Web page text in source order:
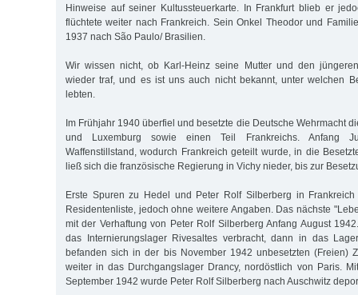
Hinweise auf seiner Kultussteuerkarte. In Frankfurt blieb er
flüchtete weiter nach Frankreich. Sein Onkel Theodor und
1937 nach São Paulo/ Brasilien.
Wir wissen nicht, ob Karl-Heinz seine Mutter und den
wieder traf, und es ist uns auch nicht bekannt, unter welchen
lebten.
Im Frühjahr 1940 überfiel und besetzte die Deutsche Wehrmacht
und Luxemburg sowie einen Teil Frankreichs. Anfang
Waffenstillstand, wodurch Frankreich geteilt wurde, in die
ließ sich die französische Regierung in Vichy nieder, bis zur
Erste Spuren zu Hedel und Peter Rolf Silberberg in
Residentenliste, jedoch ohne weitere Angaben. Das nächste
mit der Verhaftung von Peter Rolf Silberberg Anfang August
das Internierungslager Rivesaltes verbracht, dann in das
befanden sich in der bis November 1942 unbesetzten (Freien)
weiter in das Durchgangslager Drancy, nordöstlich von Paris.
September 1942 wurde Peter Rolf Silberberg nach Auschwitz